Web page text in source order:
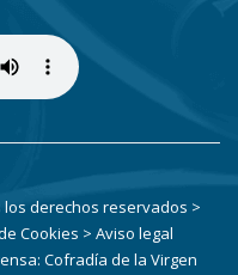
los derechos reservados >
Cookies > Aviso legal
Cofradía de la Virgen